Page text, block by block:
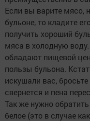
Если вы варите мясо,
бульоне, то кладите
получить хороший
мяса в холодную
обладают пищевой
пользы бульона.
искушали вас,
свернется и пена
Так же нужно
белое (это в случае